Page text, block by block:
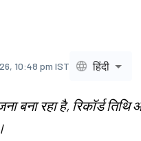
10:48 pm IST हिंदी
बना रहा है, रिकॉर्ड